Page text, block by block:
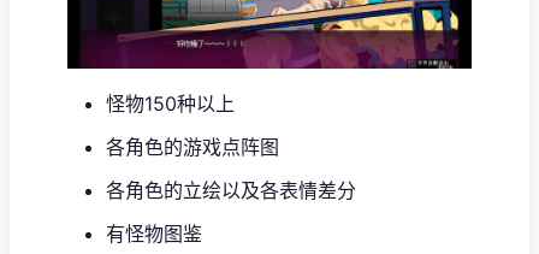
怪物150种以上
各角色的游戏点阵图
各角色的立绘以及各表情差分
有怪物图鉴